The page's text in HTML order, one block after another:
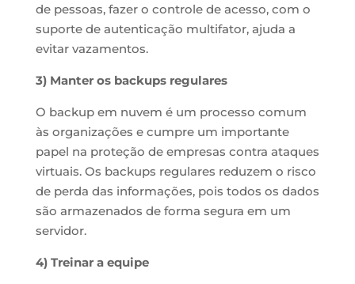
de pessoas, fazer o controle de acesso, com o
suporte de autenticação multifator, ajuda a
evitar vazamentos.
3) Manter os backups regulares
O backup em nuvem é um processo comum
às organizações e cumpre um importante
papel na proteção de empresas contra ataques
virtuais. Os backups regulares reduzem o risco
de perda das informações, pois todos os dados
são armazenados de forma segura em um
servidor.
4) Treinar a equipe